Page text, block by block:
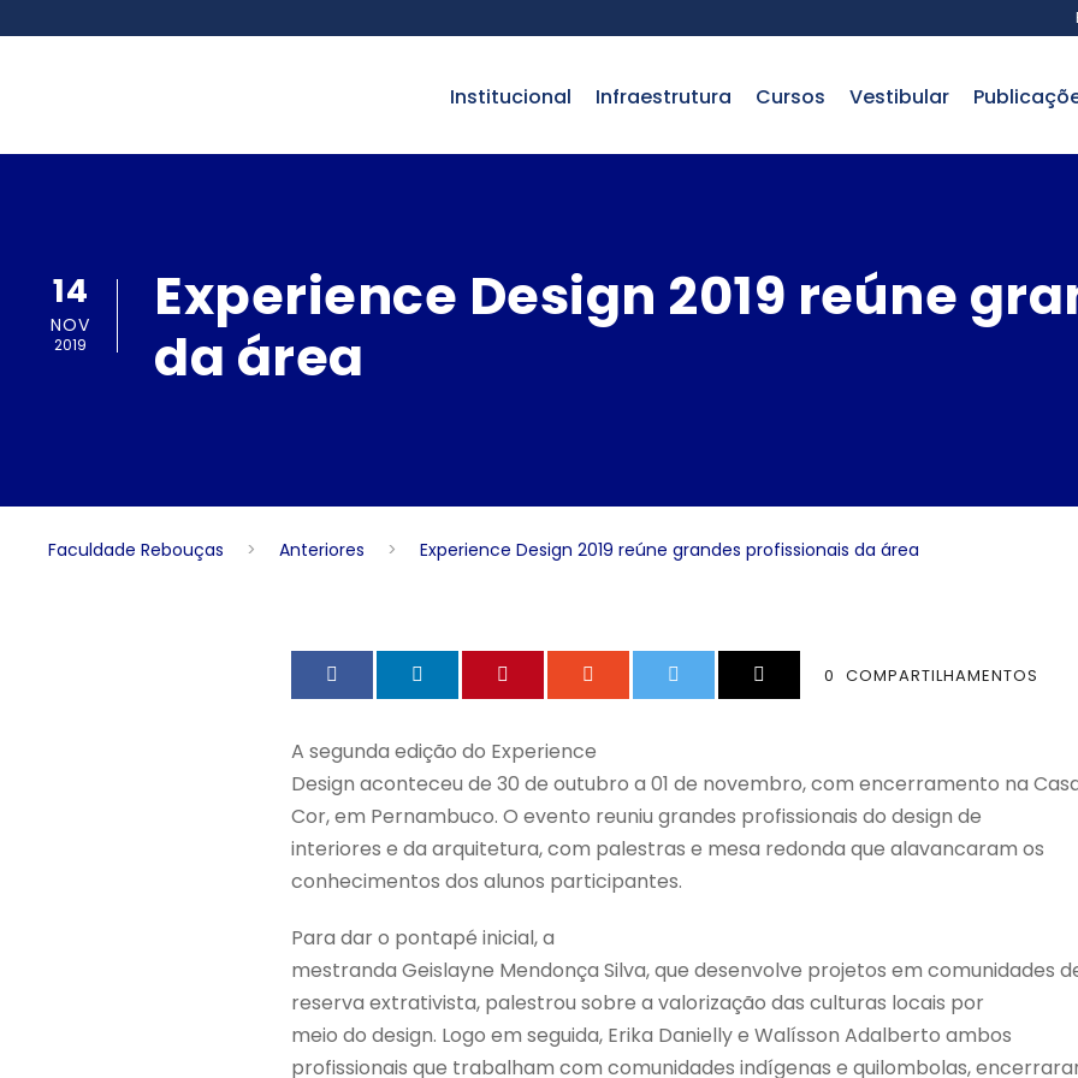
institucional infraestrutura cursos vestibular
14
NOV
2019
Experience Design 2019 reúne
da área
Faculdade Rebouças > Anteriores > Experience Design 2019 reúne grandes profissionais da área
0 COMPARTILHAMENTOS
A segunda edição do Experience
Design aconteceu de 30 de outubro a 01 de novembro, com encerramento na
Cor, em Pernambuco. O evento reuniu grandes profissionais do design de
interiores e da arquitetura, com palestras e mesa redonda que alavancaram os
conhecimentos dos alunos participantes.
Para dar o pontapé inicial, a
mestranda Geislayne Mendonça Silva, que desenvolve projetos em comunidades
reserva extrativista, palestrou sobre a valorização das culturas locais por
meio do design. Logo em seguida, Erika Danielly e Walísson Adalberto ambos
profissionais que trabalham com comunidades indígenas e quilombolas,